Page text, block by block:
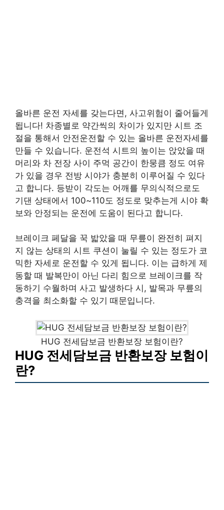
올바른 운전 자세를 갖는다면, 사고위험이 줄어들게
됩니다! 차종별로 약간씩의 차이가 있지만 시트 조
절을 통해서 안전운전할 수 있는 올바른 운전자세를
만들 수 있습니다. 운전석 시트의 높이는 앉았을 때
머리와 차 전장 사이 주먹 공간이 한뭉큼 정도 여유
가 있을 경우 전방 시야가 충분히 이루어질 수 있다
고 합니다. 등받이 각도는 어깨를 무의식적으로도
기댄 상태에서 100~110도 정도로 맞추는게 시야 확
보와 안정되는 운전에 도움이 된다고 합니다.
브레이크 페달을 꾹 밟았을 때 무릎이 완전히 펴지
지 않는 상태의 시트 쿠션이 눌릴 수 있는 정도가 코
믹한 자세로 운전할 수 있게 됩니다. 이는 급하게 제
동할 때 발복만이 아닌 다리 힘으로 브레이크를 작
동하기 수월하며 사고 발생하다 시, 발목과 무릎의
충격을 최소화할 수 있기 때문입니다.
HUG 전세담보금 반환보장 보험이란?
HUG 전세담보금 반환보장 보험이
란?